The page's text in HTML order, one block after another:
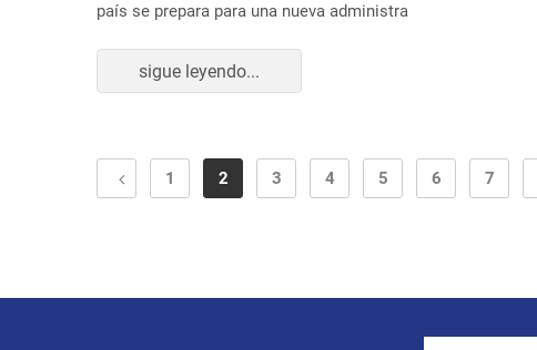
país se prepara para una nueva administra
sigue leyendo...
1 2 3 4 5 6 7